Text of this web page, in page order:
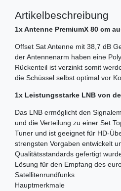
Artikelbeschreibung
1x Antenne PremiumX 80 cm
Offset Sat Antenne mit 38,7 dB
der Antennenarm haben eine
Rückenteil ist verzinkt somit
die Schüssel selbst optimal vor
1x Leistungsstarke LNB von
Das LNB ermöglicht den
und die Verteilung zu einer Set
Tuner und ist geeignet für HD-
strengsten Vorgaben entwickelt
Qualitätsstandards gefertigt
Lösung für den Empfang des
Satellitenrundfunks
Hauptmerkmale